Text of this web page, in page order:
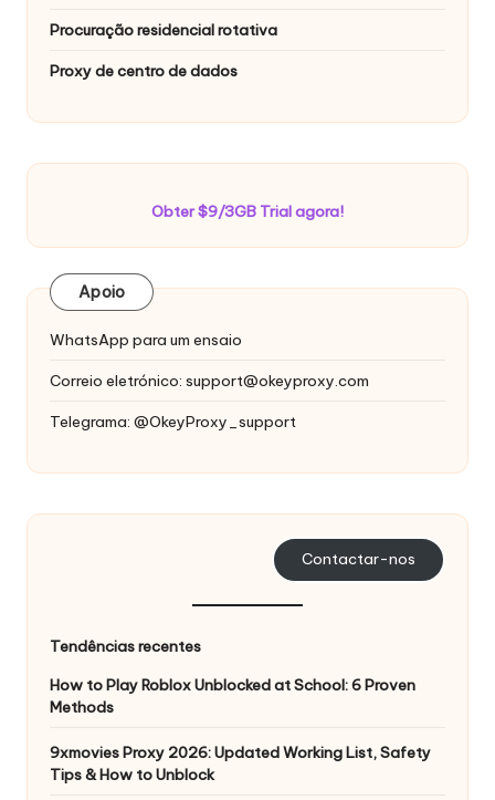
Procuração residencial rotativa
Proxy de centro de dados
Obter $9/3GB Trial agora!
Apoio
WhatsApp para um ensaio
Correio eletrónico: support@okeyproxy.com
Telegrama: @OkeyProxy_support
Contactar-nos
Tendências recentes
How to Play Roblox Unblocked at School: 6 Proven
Methods
9xmovies Proxy 2026: Updated Working List, Safety
Tips & How to Unblock